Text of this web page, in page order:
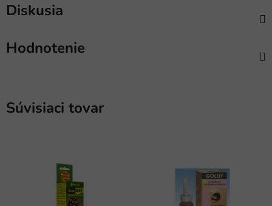
Diskusia
Hodnotenie
Súvisiaci tovar